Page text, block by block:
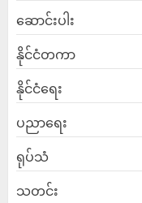
ဆောင်းပါး
နိုင်ငံတကာ
နိုင်ငံရေး
ပညာရေး
ရုပ်သံ
သတင်း